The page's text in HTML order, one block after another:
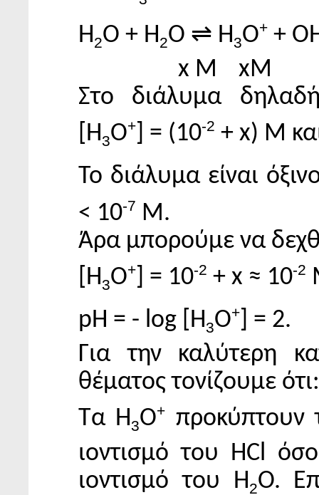
Η2Ο + Η2Ο ⇌ Η3Ο+ +
x M
xM
Στο διάλυμα
[Η3Ο+ ] = (10-2 + x) Μ
Το διάλυμα είναι
< 10-7 Μ.
Άρα μπορούμε να
[Η3Ο+ ] = 10-2 + x ≈ 10-2
pH = - log [H3O+
] = 2.
Για την καλύτερη
θέματος τονίζουμε ότι:
Τα Η3Ο+
προκύπτουν
ιοντισμό του HCl
ιοντισμό του Η2Ο.